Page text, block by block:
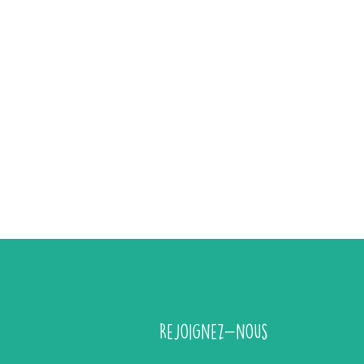
Rejoignez-nous